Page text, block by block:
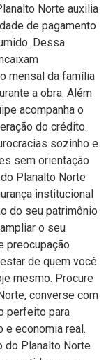
Norte auxilia
de pagamento
Dessa
mensal da família
a obra. Além
acompanha o
do crédito.
sozinho e
sem orientação
Planalto Norte
institucional
do seu patrimônio
o seu
preocupação
de quem você
mesmo. Procure
converse com
perfeito para
e economia real.
do Planalto Norte